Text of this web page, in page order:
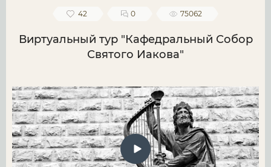
42 0 75062
Виртуальный тур "Кафедральный Собор
Святого Иакова"